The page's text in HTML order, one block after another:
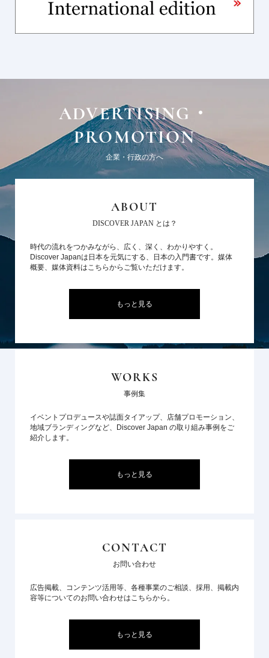
ADVERTISING・
PROMOTION
企業・行政の方へ
ABOUT
DISCOVER JAPAN とは？
時代の流れをつかみながら、広く、深く、わかりやすく。
Discover Japanは日本を元気にする、日本の入門書です。媒体
概要、媒体資料はこちらからご覧いただけます。
もっと見る
WORKS
事例集
イベントプロデュースや誌面タイアップ、店舗プロモーション、
地域ブランディングなど、Discover Japan の取り組み事例をご
紹介します。
もっと見る
CONTACT
お問い合わせ
広告掲載、コンテンツ活用等、各種事業のご相談、採用、掲載内
容等についてのお問い合わせはこちらから。
もっと見る